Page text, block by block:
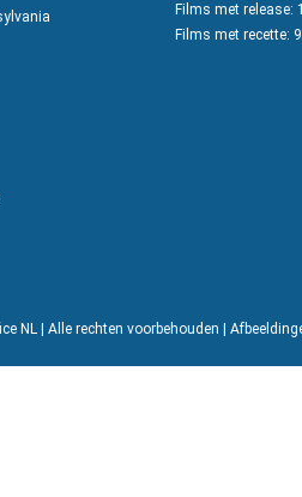
Films met release:
Films met recette:
NL | Alle rechten voorbehouden |